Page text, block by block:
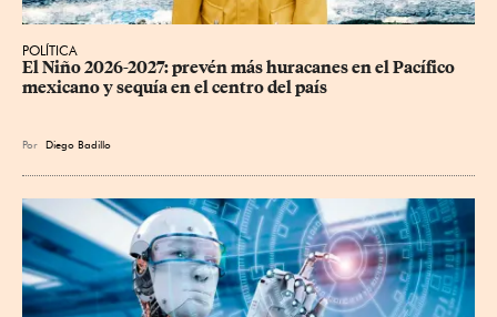
POLÍTICA
El Niño 2026-2027: prevén más huracanes en el Pacífico
mexicano y sequía en el centro del país
Por Diego Badillo